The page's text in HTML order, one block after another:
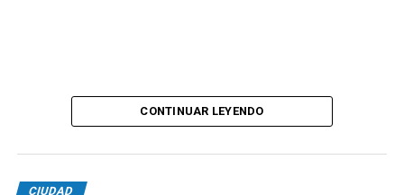
CONTINUAR LEYENDO
CIUDAD